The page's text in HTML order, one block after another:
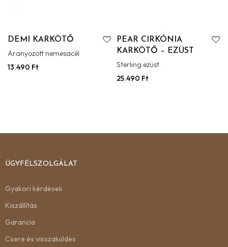
DEMI KARKÖTŐ
Aranyozott nemesacél
13.490 Ft
PEAR CIRKÓNIA
KARKÖTŐ – EZÜST
Sterling ezüst
25.490 Ft
ÜGYFÉLSZOLGÁLAT
Gyakori kérdések
Kiszállítás
Garancia
Csere és visszaküldés